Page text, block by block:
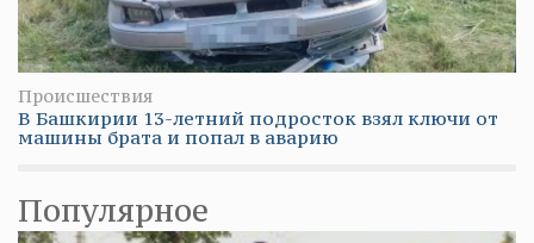
Происшествия
В Башкирии 13-летний подросток взял ключи от
машины брата и попал в аварию
Популярное